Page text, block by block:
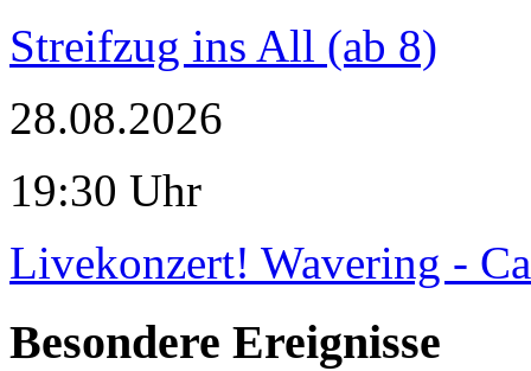
Streifzug ins All (ab 8)
28.08.2026
19:30 Uhr
Livekonzert! Wavering -
Besondere Ereignisse